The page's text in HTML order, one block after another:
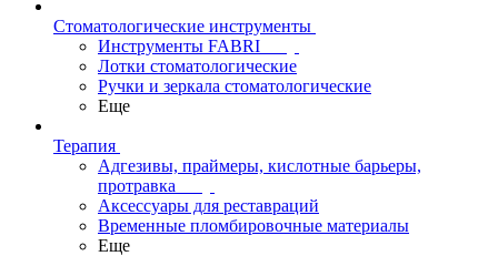
Стоматологические инструменты
Инструменты FABRI
Лотки стоматологические
Ручки и зеркала стоматологические
Еще
Терапия
Адгезивы, праймеры, кислотные барьеры,
протравка
Аксессуары для реставраций
Временные пломбировочные материалы
Еще